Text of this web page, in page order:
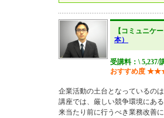
【コミュニケ
本）
受講料：\ 5,237/
おすすめ度 ★★
企業活動の土台となっているの
講座では、厳しい競争環境にあ
来当たり前に行うべき業務改善